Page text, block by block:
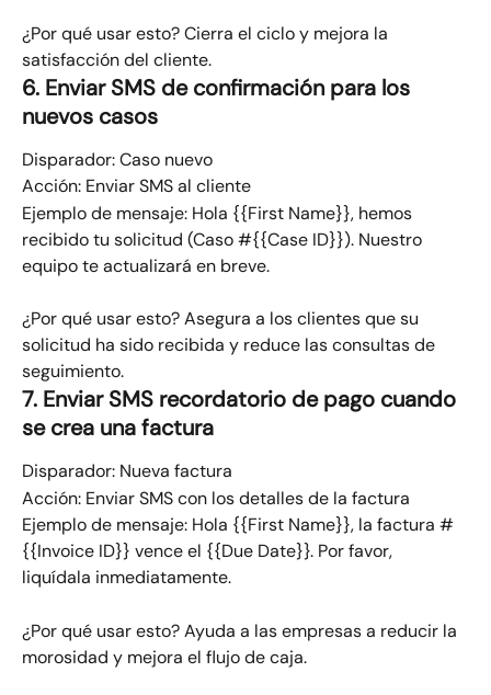
¿Por qué usar esto? Cierra el ciclo y mejora la
satisfacción del cliente.
6. Enviar SMS de confirmación para los
nuevos casos
Disparador: Caso nuevo​
Acción: Enviar SMS al cliente
Ejemplo de mensaje: ​Hola {{First Name}}, hemos
recibido tu solicitud (Caso #{{Case ID}}). Nuestro
equipo te actualizará en breve.
¿Por qué usar esto? Asegura a los clientes que su
solicitud ha sido recibida y reduce las consultas de
seguimiento.
7. Enviar SMS recordatorio de pago cuando
se crea una factura
Disparador: Nueva factura​
Acción: Enviar SMS con los detalles de la factura
Ejemplo de mensaje:​ Hola {{First Name}}, la factura #
{{Invoice ID}} vence el {{Due Date}}. Por favor,
liquídala inmediatamente.
¿Por qué usar esto? Ayuda a las empresas a reducir la
morosidad y mejora el flujo de caja.